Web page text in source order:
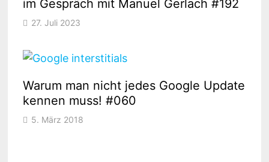
im Gespräch mit Manuel Gerlach #192
27. Juli 2023
Warum man nicht jedes Google Update
kennen muss! #060
5. März 2018